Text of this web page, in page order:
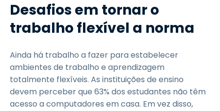
Desafios em tornar o
trabalho flexível a norma
Ainda há trabalho a fazer para estabelecer
ambientes de trabalho e aprendizagem
totalmente flexíveis. As instituições de ensino
devem perceber que 63% dos estudantes não têm
acesso a computadores em casa. Em vez disso,